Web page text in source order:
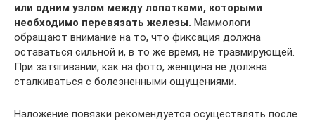
или одним узлом между лопатками, которыми
необходимо перевязать железы. Маммологи
обращают внимание на то, что фиксация должна
оставаться сильной и, в то же время, не травмирующей.
При затягивании, как на фото, женщина не должна
сталкиваться с болезненными ощущениями.
Наложение повязки рекомендуется осуществлять после